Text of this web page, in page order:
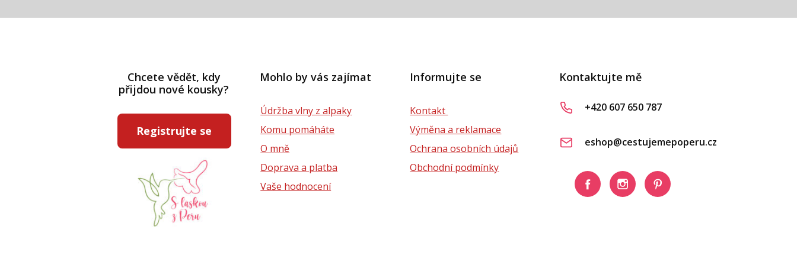
Chcete vědět, kdy
přijdou nové kousky?
Registrujte se
Mohlo by vás zajímat
Údržba vlny z alpaky
Komu pomáháte
O mně
Doprava a platba
Vaše hodnocení
Informujte se
Kontakt
Výměna a reklamace
Ochrana osobních údajů
Obchodní podmínky
Kontaktujte mě
+420 607 650 787
eshop@cestujemepoperu.cz